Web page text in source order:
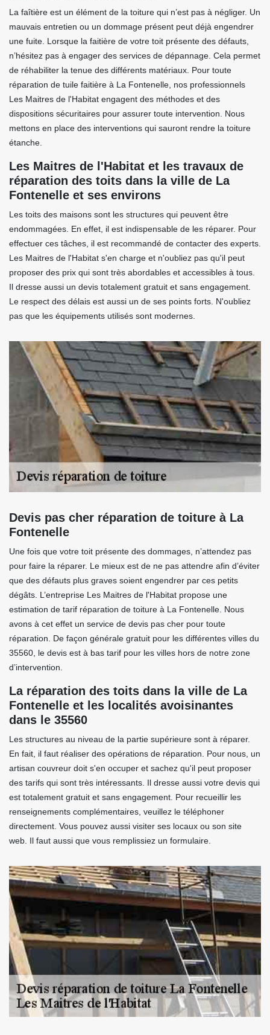
La faîtière est un élément de la toiture qui n’est pas à négliger. Un
mauvais entretien ou un dommage présent peut déjà engendrer
une fuite. Lorsque la faitière de votre toit présente des défauts,
n’hésitez pas à engager des services de dépannage. Cela permet
de réhabiliter la tenue des différents matériaux. Pour toute
réparation de tuile faitière à La Fontenelle, nos professionnels
Les Maitres de l'Habitat engagent des méthodes et des
dispositions sécuritaires pour assurer toute intervention. Nous
mettons en place des interventions qui sauront rendre la toiture
étanche.
Les Maitres de l'Habitat et les travaux de
réparation des toits dans la ville de La
Fontenelle et ses environs
Les toits des maisons sont les structures qui peuvent être
endommagées. En effet, il est indispensable de les réparer. Pour
effectuer ces tâches, il est recommandé de contacter des experts.
Les Maitres de l'Habitat s'en charge et n'oubliez pas qu'il peut
proposer des prix qui sont très abordables et accessibles à tous.
Il dresse aussi un devis totalement gratuit et sans engagement.
Le respect des délais est aussi un de ses points forts. N'oubliez
pas que les équipements utilisés sont modernes.
Devis pas cher réparation de toiture à La
Fontenelle
Une fois que votre toit présente des dommages, n’attendez pas
pour faire la réparer. Le mieux est de ne pas attendre afin d’éviter
que des défauts plus graves soient engendrer par ces petits
dégâts. L’entreprise Les Maitres de l'Habitat propose une
estimation de tarif réparation de toiture à La Fontenelle. Nous
avons à cet effet un service de devis pas cher pour toute
réparation. De façon générale gratuit pour les différentes villes du
35560, le devis est à bas tarif pour les villes hors de notre zone
d’intervention.
La réparation des toits dans la ville de La
Fontenelle et les localités avoisinantes
dans le 35560
Les structures au niveau de la partie supérieure sont à réparer.
En fait, il faut réaliser des opérations de réparation. Pour nous, un
artisan couvreur doit s'en occuper et sachez qu'il peut proposer
des tarifs qui sont très intéressants. Il dresse aussi votre devis qui
est totalement gratuit et sans engagement. Pour recueillir les
renseignements complémentaires, veuillez le téléphoner
directement. Vous pouvez aussi visiter ses locaux ou son site
web. Il faut aussi que vous remplissiez un formulaire.